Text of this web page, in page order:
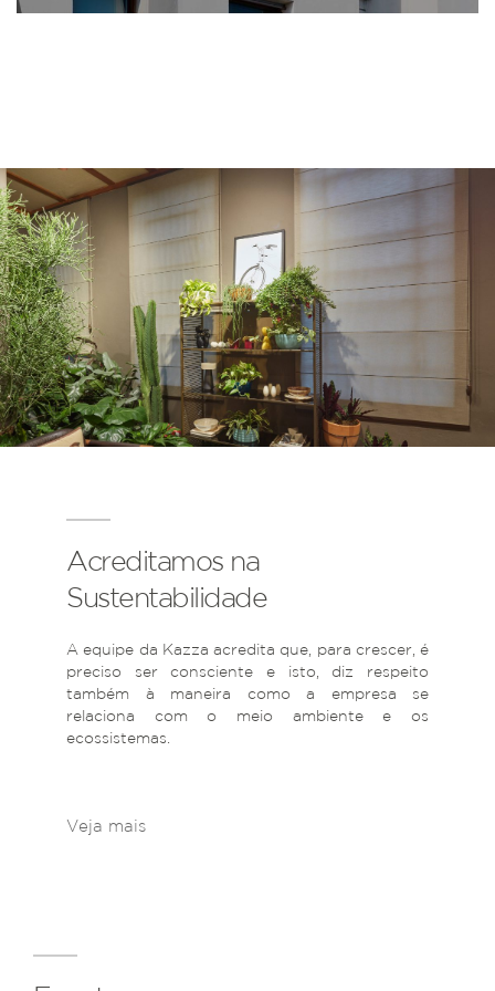
Acreditamos na
Sustentabilidade
A equipe da Kazza acredita que, para crescer, é
preciso ser consciente e isto, diz respeito
também à maneira como a empresa se
relaciona com o meio ambiente e os
ecossistemas.
Veja mais